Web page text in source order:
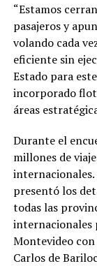
“Estamos
pasajeros y
volando cada
eficiente sin
Estado para
incorporado
áreas
Durante el
millones de
presentó los
todas las
internacionales
Montevideo
Carlos de